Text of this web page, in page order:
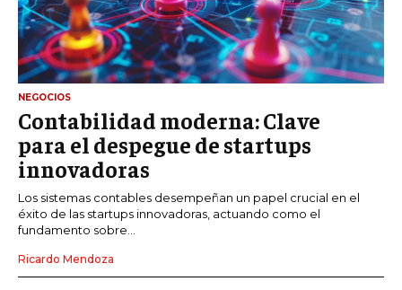
NEGOCIOS
Contabilidad moderna: Clave
para el despegue de startups
innovadoras
Los sistemas contables desempeñan un papel crucial en el
éxito de las startups innovadoras, actuando como el
fundamento sobre...
Ricardo Mendoza